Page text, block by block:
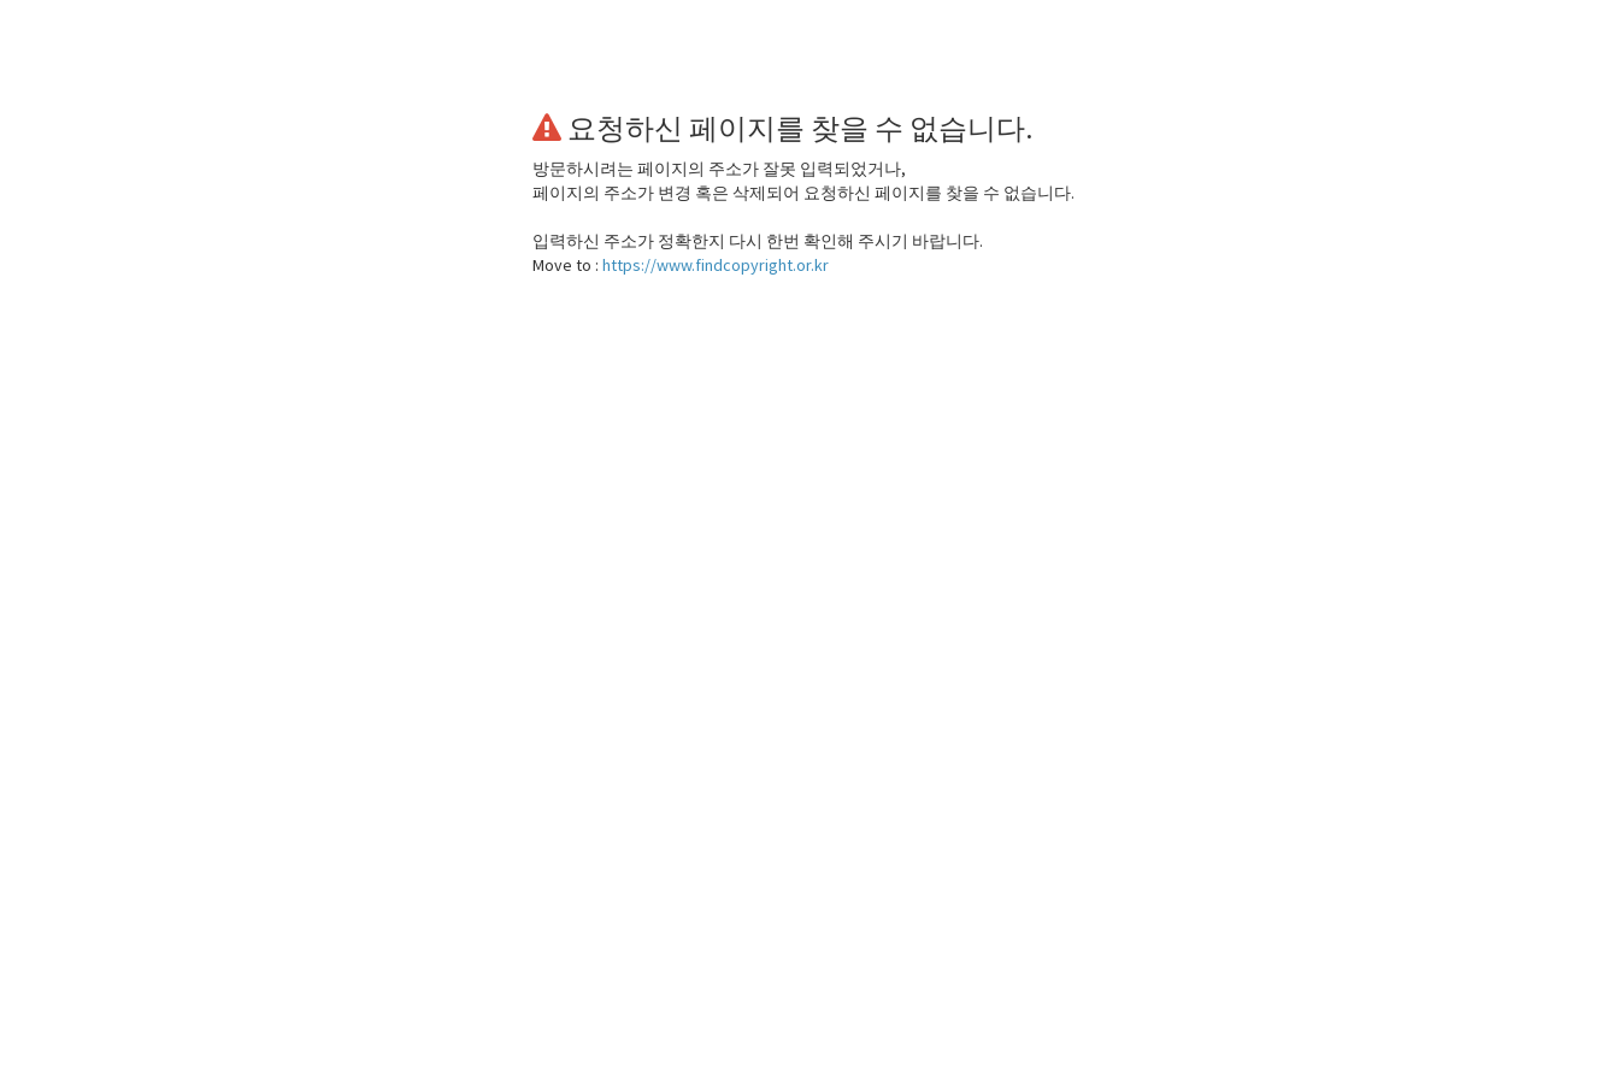
요청하신 페이지를 찾을 수 없습니다.
방문하시려는 페이지의 주소가 잘못 입력되었거나,
페이지의 주소가 변경 혹은 삭제되어 요청하신 페이지를 찾을 수 없습니다.
입력하신 주소가 정확한지 다시 한번 확인해 주시기 바랍니다.
Move to : https://www.findcopyright.or.kr